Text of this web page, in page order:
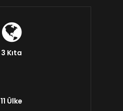
3 Kıta
11 Ülke